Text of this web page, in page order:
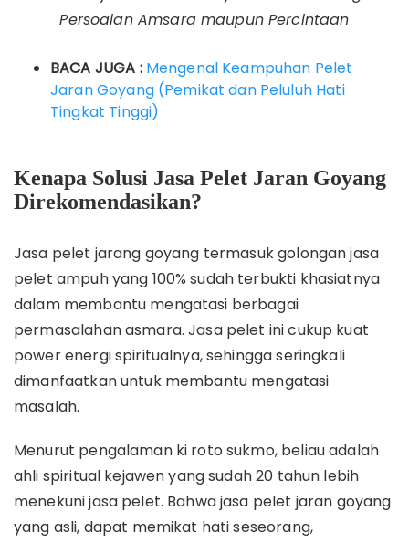
Persoalan Amsara maupun Percintaan
BACA JUGA : Mengenal Keampuhan Pelet
Jaran Goyang (Pemikat dan Peluluh Hati
Tingkat Tinggi)
Kenapa Solusi Jasa Pelet Jaran Goyang
Direkomendasikan?
Jasa pelet jarang goyang termasuk golongan jasa
pelet ampuh yang 100% sudah terbukti khasiatnya
dalam membantu mengatasi berbagai
permasalahan asmara. Jasa pelet ini cukup kuat
power energi spiritualnya, sehingga seringkali
dimanfaatkan untuk membantu mengatasi
masalah.
Menurut pengalaman ki roto sukmo, beliau adalah
ahli spiritual kejawen yang sudah 20 tahun lebih
menekuni jasa pelet. Bahwa jasa pelet jaran goyang
yang asli, dapat memikat hati seseorang,